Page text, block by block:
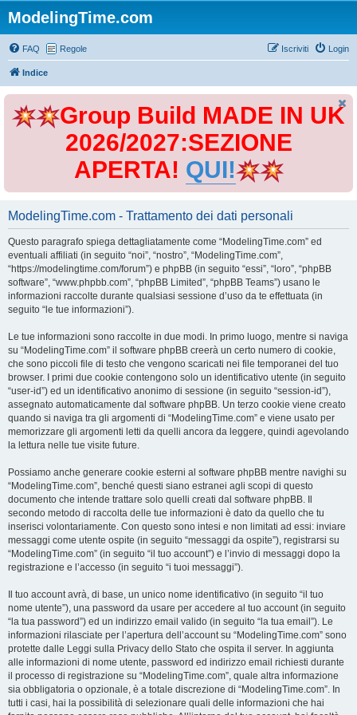
ModelingTime.com
FAQ Regole Login
Iscriviti
Indice
Group Build MADE IN UK
2026/2027:SEZIONE
APERTA! QUI!
ModelingTime.com - Trattamento dei dati personali
Questo paragrafo spiega dettagliatamente come “ModelingTime.com” ed
eventuali affiliati (in seguito “noi”, “nostro”, “ModelingTime.com”,
“https://modelingtime.com/forum”) e phpBB (in seguito “essi”, “loro”, “phpBB
software”, “www.phpbb.com”, “phpBB Limited”, “phpBB Teams”) usano le
informazioni raccolte durante qualsiasi sessione d’uso da te effettuata (in
seguito “le tue informazioni”).
Le tue informazioni sono raccolte in due modi. In primo luogo, mentre si naviga
su “ModelingTime.com” il software phpBB creerà un certo numero di cookie,
che sono piccoli file di testo che vengono scaricati nei file temporanei del tuo
browser. I primi due cookie contengono solo un identificativo utente (in seguito
“user-id”) ed un identificativo anonimo di sessione (in seguito “session-id”),
assegnato automaticamente dal software phpBB. Un terzo cookie viene creato
quando si naviga tra gli argomenti di “ModelingTime.com” e viene usato per
memorizzare gli argomenti letti da quelli ancora da leggere, quindi agevolando
la lettura nelle tue visite future.
Possiamo anche generare cookie esterni al software phpBB mentre navighi su
“ModelingTime.com”, benché questi siano estranei agli scopi di questo
documento che intende trattare solo quelli creati dal software phpBB. Il
secondo metodo di raccolta delle tue informazioni è dato da quello che tu
inserisci volontariamente. Con questo sono intesi e non limitati ad essi: inviare
messaggi come utente ospite (in seguito “messaggi da ospite”), registrarsi su
“ModelingTime.com” (in seguito “il tuo account”) e l’invio di messaggi dopo la
registrazione e l’accesso (in seguito “i tuoi messaggi”).
Il tuo account avrà, di base, un unico nome identificativo (in seguito “il tuo
nome utente”), una password da usare per accedere al tuo account (in seguito
“la tua password”) ed un indirizzo email valido (in seguito “la tua email”). Le
informazioni rilasciate per l’apertura dell’account su “ModelingTime.com” sono
protette dalle Leggi sulla Privacy dello Stato che ospita il server. In aggiunta
alle informazioni di nome utente, password ed indirizzo email richiesti durante
il processo di registrazione su “ModelingTime.com”, quale altra informazione
sia obbligatoria o opzionale, è a totale discrezione di “ModelingTime.com”. In
tutti i casi, hai la possibilità di selezionare quali delle informazioni che hai